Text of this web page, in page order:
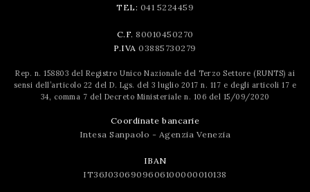
TEL: 041 5224459
C.F. 80010450270
P.IVA 03885730279
Rep. n. 158803 del Registro Unico Nazionale del Terzo Settore (RUNTS) ai
sensi dell’articolo 22 del D. Lgs. del 3 luglio 2017 n. 117 e degli articoli 17 e
34, comma 7 del Decreto Ministeriale n. 106 del 15/09/2020
Coordinate bancarie
Intesa Sanpaolo - Agenzia Venezia
IBAN
IT36J0306909606100000010138